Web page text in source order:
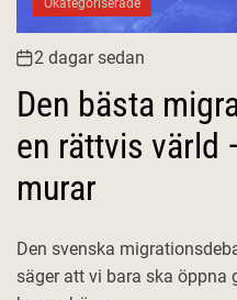
Okategoriserade
2 dagar sedan
Den bästa
en rättvis värld
murar
Den svenska
säger att vi bara ska öppna